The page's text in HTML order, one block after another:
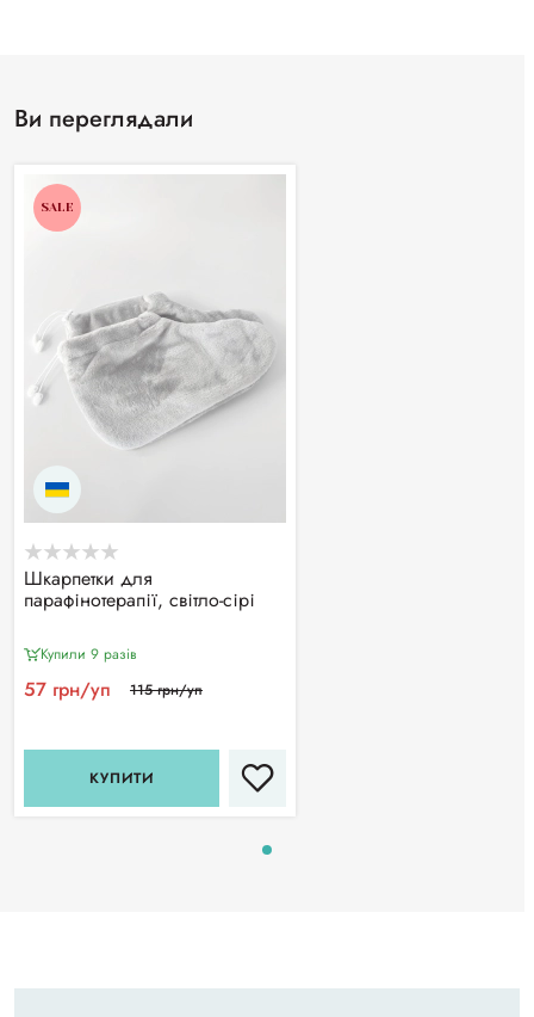
Ви переглядали
SALE
Шкарпетки для
парафінотерапії, світло-сірі
Купили 9 разiв
57 грн/уп 115 грн/уп
КУПИТИ